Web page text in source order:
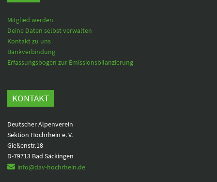
Mitglied werden
Deine Daten selbst verwalten
Kontakt zu uns
Bankverbindung
Erfassungsbogen zur Emissionsbilanzierung
KONTAKT
Deutscher Alpenverein
Sektion Hochrhein e. V.
Gießenstr.18
D-79713 Bad Säckingen
info@dav-hochrhein.de